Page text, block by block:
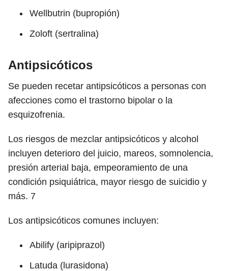
Wellbutrin (bupropión)
Zoloft (sertralina)
Antipsicóticos
Se pueden recetar antipsicóticos a personas con
afecciones como el trastorno bipolar o la
esquizofrenia.
Los riesgos de mezclar antipsicóticos y alcohol
incluyen deterioro del juicio, mareos, somnolencia,
presión arterial baja, empeoramiento de una
condición psiquiátrica, mayor riesgo de suicidio y
más. 7
Los antipsicóticos comunes incluyen:
Abilify (aripiprazol)
Latuda (lurasidona)